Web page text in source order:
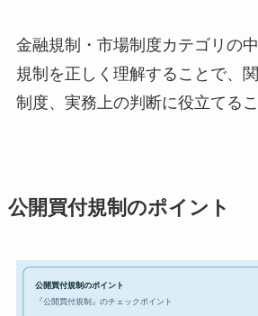
金融規制・市場制度カテゴリの
規制を正しく理解することで、
制度、実務上の判断に役立てる
公開買付規制のポイント
公開買付規制のポイント
『公開買付規制』のチェックポイント